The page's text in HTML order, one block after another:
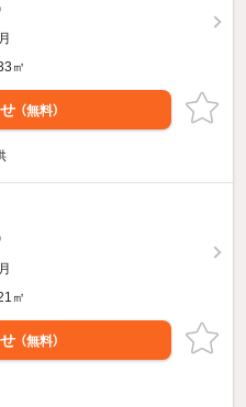
㎡
（無料）
㎡
（無料）